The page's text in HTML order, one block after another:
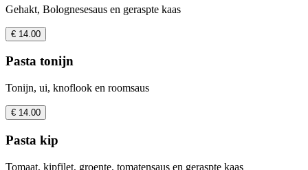
Gehakt, Bolognesesaus en geraspte kaas
€ 14.00
Pasta tonijn
Tonijn, ui, knoflook en roomsaus
€ 14.00
Pasta kip
Tomaat, kipfilet, groente, tomatensaus en geraspte kaas